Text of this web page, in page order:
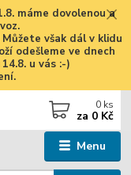
máme dovolenou a
však dál v klidu
odešleme ve dnech
u vás :-)
Menu
0 ks
za 0 Kč